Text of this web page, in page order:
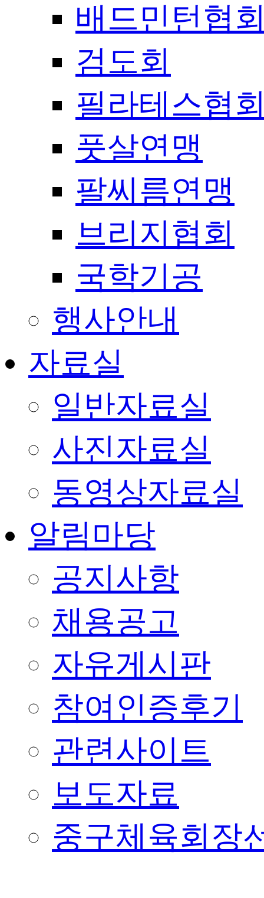
배드민턴협
검도회
필라테스협
풋살연맹
팔씨름연맹
브리지협회
국학기공
행사안내
자료실
일반자료실
사진자료실
동영상자료실
알림마당
공지사항
채용공고
자유게시판
참여인증후기
관련사이트
보도자료
중구체육회장